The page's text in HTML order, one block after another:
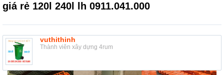
giá rẻ 120l 240l lh 0911.041.000
vuthithinh
Thành viên xây dựng 4rum